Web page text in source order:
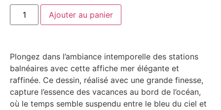
Ajouter au panier
Plongez dans l’ambiance intemporelle des stations
balnéaires avec cette affiche mer élégante et
raffinée. Ce dessin, réalisé avec une grande finesse,
capture l’essence des vacances au bord de l’océan,
où le temps semble suspendu entre le bleu du ciel et